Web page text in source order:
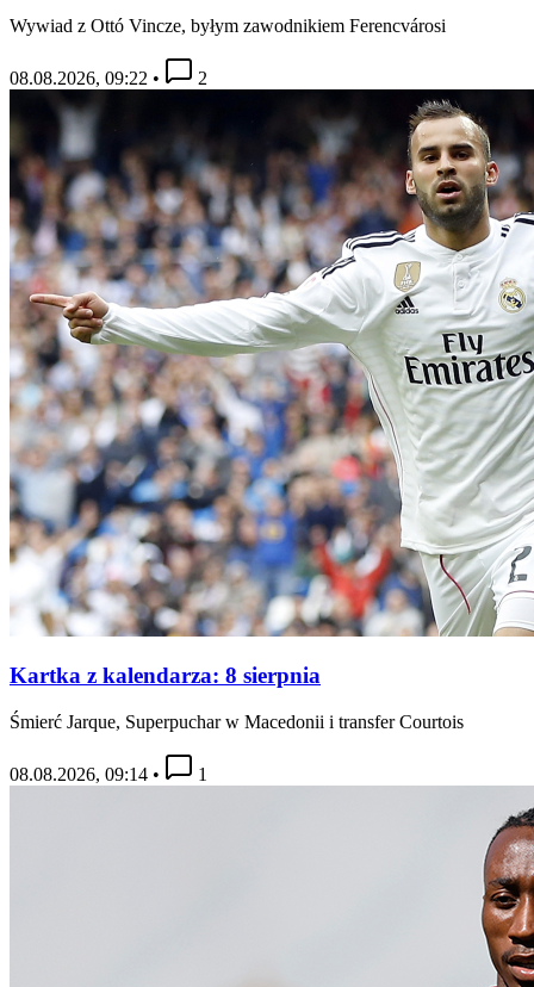
Wywiad z Ottó Vincze, byłym zawodnikiem Ferencvárosi
08.08.2026, 09:22 • 2
Kartka z kalendarza: 8 sierpnia
Śmierć Jarque, Superpuchar w Macedonii i transfer Courtois
08.08.2026, 09:14 • 1